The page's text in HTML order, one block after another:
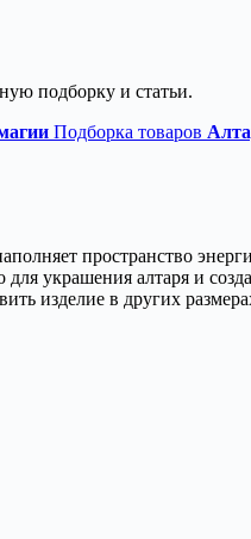
подборку и статьи.
Подборка товаров
пространство
украшения алтаря и
изделие в других